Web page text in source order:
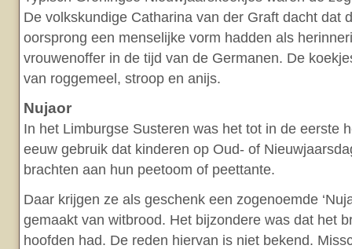
De volkskundige Catharina van der Graft dacht dat
oorsprong een menselijke vorm hadden als
vrouwenoffer in de tijd van de Germanen. De
van roggemeel, stroop en anijs.
Nujaor
In het Limburgse Susteren was het tot in de eerste
eeuw gebruik dat kinderen op Oud- of
brachten aan hun peetoom of peettante.
Daar krijgen ze als geschenk een zogenoemde
gemaakt van witbrood. Het bijzondere was dat het
hoofden had. De reden hiervan is niet bekend.